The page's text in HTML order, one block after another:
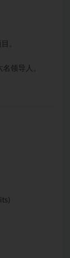
。
领导人。